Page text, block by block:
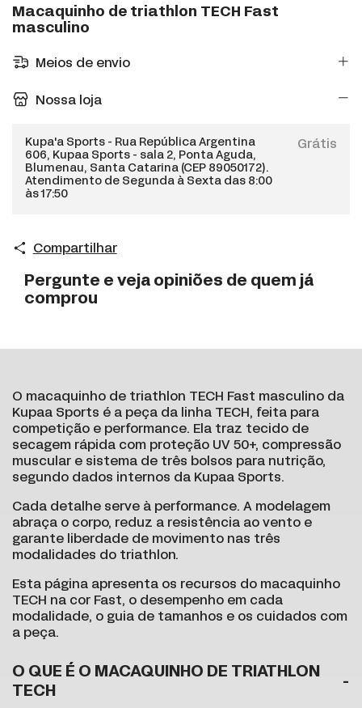
Macaquinho de triathlon TECH Fast
masculino
Meios de envio
Nossa loja
Kupa'a Sports - Rua República Argentina
606, Kupaa Sports - sala 2, Ponta Aguda,
Blumenau, Santa Catarina (CEP 89050172).
Atendimento de Segunda à Sexta das 8:00
às 17:50
Grátis
Compartilhar
Pergunte e veja opiniões de quem já
comprou
O macaquinho de triathlon TECH Fast masculino da
Kupaa Sports é a peça da linha TECH, feita para
competição e performance. Ela traz tecido de
secagem rápida com proteção UV 50+, compressão
muscular e sistema de três bolsos para nutrição,
segundo dados internos da Kupaa Sports.
Cada detalhe serve à performance. A modelagem
abraça o corpo, reduz a resistência ao vento e
garante liberdade de movimento nas três
modalidades do triathlon.
Esta página apresenta os recursos do macaquinho
TECH na cor Fast, o desempenho em cada
modalidade, o guia de tamanhos e os cuidados com
a peça.
O QUE É O MACAQUINHO DE TRIATHLON
TECH